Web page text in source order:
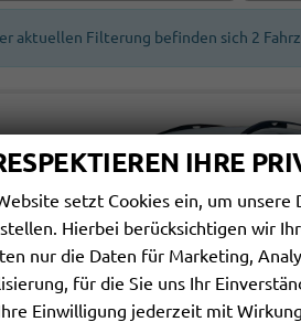
aktuellen Filterung befinden sich 2
IHRE
setzt Cookies ein, um unsere
Hierbei berücksichtigen wir
nur die Daten für Marketing,
für die Sie uns Ihr
Einwilligung jederzeit mit